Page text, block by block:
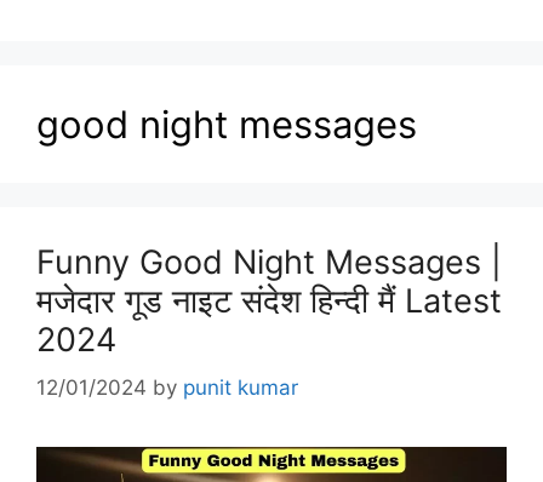
good night messages
Funny Good Night Messages |
मजेदार गूड नाइट संदेश हिन्दी मैं Latest
2024
12/01/2024 by punit kumar